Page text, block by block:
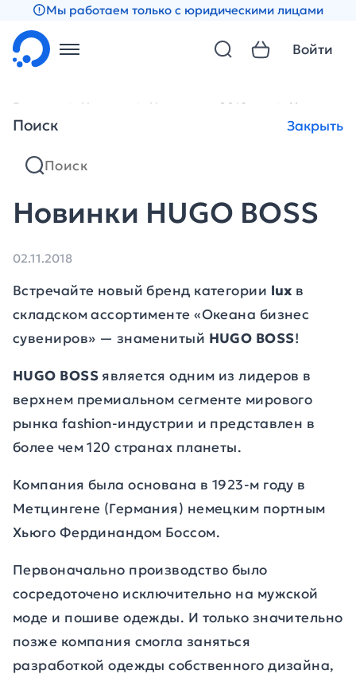
Мы работаем только с юридическими лицами
Поиск Закрыть
Войти
Главная Новости Новости за 2018 год Новинки
Новинки HUGO BOSS
02.11.2018
Встречайте новый бренд категории lux в
складском ассортименте «Океана бизнес
сувениров» — знаменитый HUGO BOSS!
HUGO BOSSявляется одним из лидеров в
верхнем премиальном сегменте мирового
рынка fashion-индустрии и представлен в
более чем 120 странах планеты.
Компания была основана в 1923-м году в
Метцингене (Германия) немецким портным
Хьюго Фердинандом Боссом.
Первоначально производство было
сосредоточено исключительно на мужской
моде и пошиве одежды. И только значительно
позже компания смогла заняться
разработкой одежды собственного дизайна,